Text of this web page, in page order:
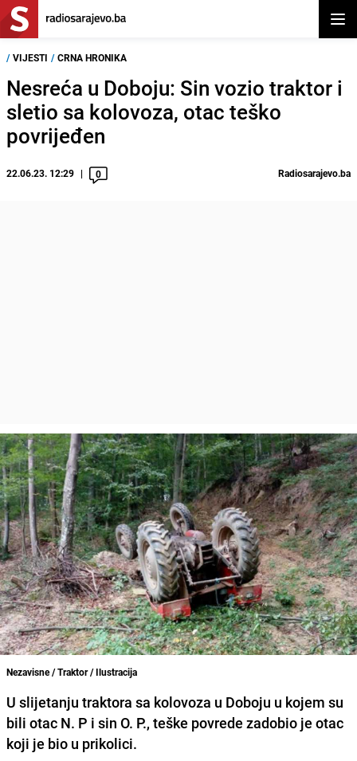
/ VIJESTI / CRNA HRONIKA
Nesreća u Doboju: Sin vozio traktor i
sletio sa kolovoza, otac teško
povrijeđen
22.06.23. 12:29 0 Radiosarajevo.ba
Nezavisne / Traktor / Ilustracija
U slijetanju traktora sa kolovoza u Doboju u kojem su
bili otac N. P i sin O. P., teške povrede zadobio je otac
koji je bio u prikolici.